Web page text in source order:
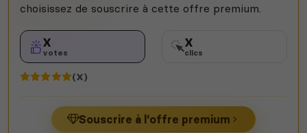
choisissez de souscrire à cette offre premium.
X
votes
X
clics
(X)
Souscrire à l'offre premium